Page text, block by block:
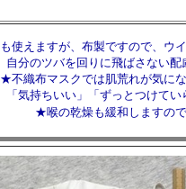
使えますが、布製ですので、ウ
自分のツバを回りに飛ばさない配
★不織布マスクでは肌荒れが気に
「気持ちいい」「ずっとつけて
★喉の乾燥も緩和しますの